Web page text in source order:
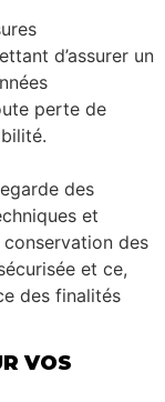
d’assurer un
perte de
des
et
des
et ce,
des finalités
VOS